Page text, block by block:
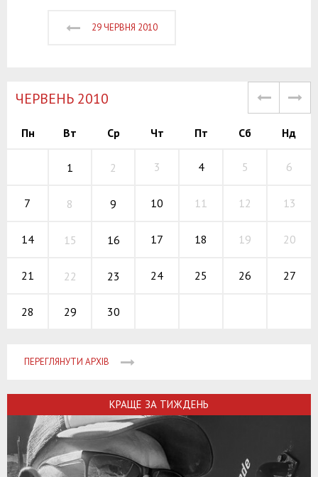
29 ЧЕРВНЯ 2010
ЧЕРВЕНЬ 2010
Пн Вт Ср Чт Пт Сб Нд
1 2 3 4 5 6
7 8 9 10 11 12 13
14 15 16 17 18 19 20
21 22 23 24 25 26 27
28 29 30
ПЕРЕГЛЯНУТИ АРХІВ
КРАЩЕ ЗА ТИЖДЕНЬ